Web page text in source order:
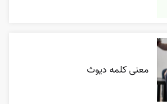
معنی کلمه دیوث